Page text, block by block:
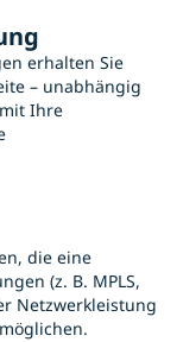
erhalten Sie
– unabhängig
Ihre
die eine
(z. B. MPLS,
Netzwerkleistung